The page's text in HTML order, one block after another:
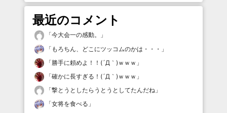
最近のコメント
「今大会一の感動。
」
「 もろちん、どこにツッコムのかは・・・ 」
「勝手に頼めよ！！(´Д｀)ｗｗｗ 」
「確かに長すぎる！(´Д｀)ｗｗｗ 」
「撃とうとしたらうとうとしてたんだね 」
「女将を食べる 」